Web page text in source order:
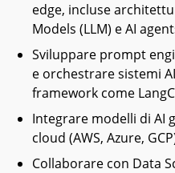
edge, incluse
Models (LLM) e AI
Sviluppare prompt
e orchestrare sistemi
framework come
Integrare modelli di AI
cloud (AWS, Azure,
Collaborare con Data